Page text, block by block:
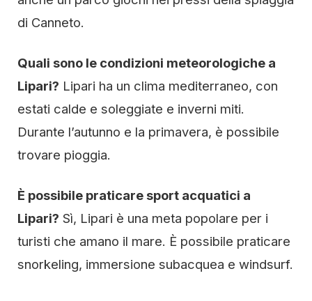
di Canneto.
Quali sono le condizioni meteorologiche a
Lipari? Lipari ha un clima mediterraneo, con
estati calde e soleggiate e inverni miti.
Durante l’autunno e la primavera, è possibile
trovare pioggia.
È possibile praticare sport acquatici a
Lipari? Sì, Lipari è una meta popolare per i
turisti che amano il mare. È possibile praticare
snorkeling, immersione subacquea e windsurf.